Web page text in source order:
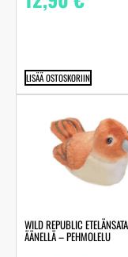
LISÄÄ OSTOSKORIIN
WILD REPUBLIC
ÄÄNELLÄ – PEHMOLELU